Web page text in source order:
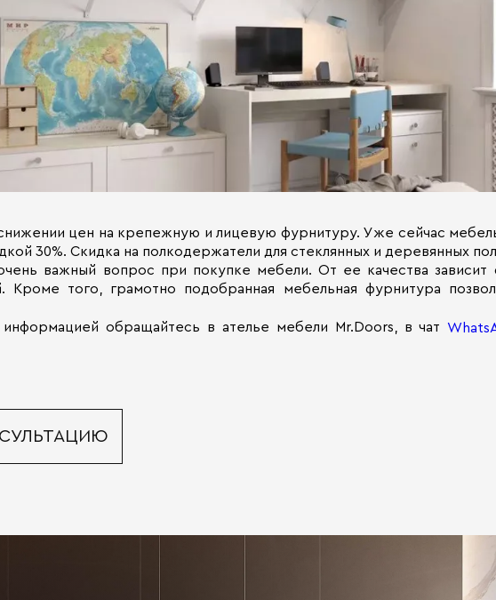
цен на крепежную и лицевую фурнитуру. Уже сейчас
30%. Скидка на полкодержатели для стеклянных и деревянных
важный вопрос при покупке мебели. От ее качества зависит
Кроме того, грамотно подобранная мебельная фурнитура
обращайтесь в ателье мебели Mr.Doors, в чат